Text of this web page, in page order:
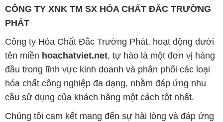
CÔNG TY XNK TM SX HÓA CHẤT ĐẮC TRƯỜNG
PHÁT
Công ty Hóa Chất Đắc Trường Phát, hoạt động dưới
tên miền hoachatviet.net, tự hào là một đơn vị hàng
đầu trong lĩnh vực kinh doanh và phân phối các loại
hóa chất công nghiệp đa dạng, nhằm đáp ứng nhu
cầu sử dụng của khách hàng một cách tốt nhất.
Chúng tôi cam kết mang đến sự hài lòng và đáp ứng